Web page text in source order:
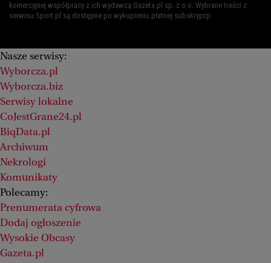
komercyjnej współpracy z ich wydawcą Gazeta.pl sp. z o.o. Wybrane treści z
serwisu Sport.pl są dostępne po wykupieniu płatnej subskrypcji.
Nasze serwisy:
Wyborcza.pl
Wyborcza.biz
Serwisy lokalne
CoJestGrane24.pl
BiqData.pl
Archiwum
Nekrologi
Komunikaty
Polecamy:
Prenumerata cyfrowa
Dodaj ogłoszenie
Wysokie Obcasy
Gazeta.pl